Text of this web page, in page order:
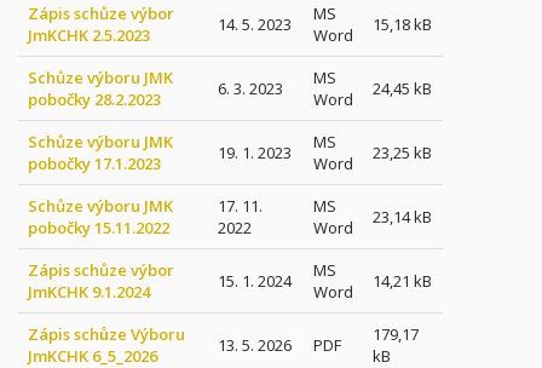
Zápis schůze výbor
JmKCHK 2.5.2023
14. 5. 2023
MS
Word
15,18 kB
Schůze výboru JMK
pobočky 28.2.2023
6. 3. 2023
MS
Word
24,45 kB
Schůze výboru JMK
pobočky 17.1.2023
19. 1. 2023
MS
Word
23,25 kB
Schůze výboru JMK
pobočky 15.11.2022
17. 11.
2022
MS
Word
23,14 kB
Zápis schůze výbor
JmKCHK 9.1.2024
15. 1. 2024
MS
Word
14,21 kB
Zápis schůze Výboru
JmKCHK 6_5_2026
13. 5. 2026 PDF
179,17
kB